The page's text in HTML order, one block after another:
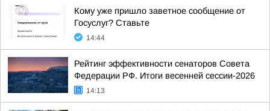
Кому уже пришло заветное сообщение от
Госуслуг? Ставьте
14:44
Рейтинг эффективности сенаторов Совета
Федерации РФ. Итоги весенней сессии-2026
14:13